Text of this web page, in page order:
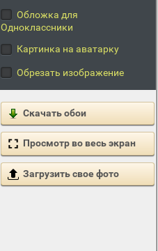
Обложка для
Одноклассники
Картинка на аватарку
Обрезать изображение
Скачать обои
Просмотр во весь экран
Загрузить свое фото